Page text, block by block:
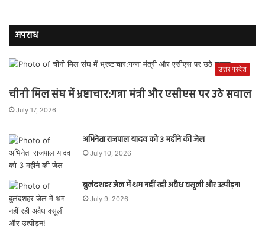
अपराध
उत्तर प्रदेश
चीनी मिल संघ में भ्रष्टाचार:गन्ना मंत्री और एसीएस पर उठे सवाल
July 17, 2026
अभिनेता राजपाल यादव को 3 महीने की जेल
July 10, 2026
बुलंदशहर जेल में थम नहीं रही अवैध वसूली और उत्पीड़न!
July 9, 2026